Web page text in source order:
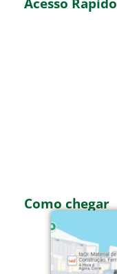
Como chegar